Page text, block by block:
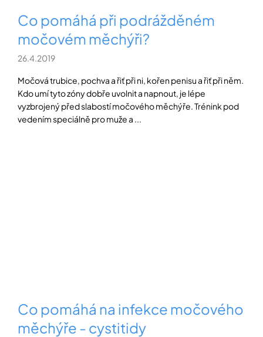
Co pomáhá při podrážděném
močovém měchýři?
26.4.2019
Močová trubice, pochva a řiť při ni, kořen penisu a řiť při něm.
Kdo umí tyto zóny dobře uvolnit a napnout, je lépe
vyzbrojený před slabostí močového měchýře. Trénink pod
vedením speciálně pro muže a ...
Co pomáhá na infekce močového
měchýře - cystitidy